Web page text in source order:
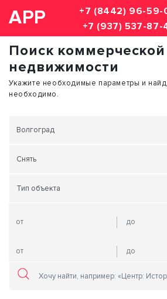
АРР
+7 (8442) 96-59-
+7 (937) 537-87-
Поиск коммерческой
недвижимости
Укажите необходимые параметры и
необходимо.
Волгоград
Снять
Тип объекта